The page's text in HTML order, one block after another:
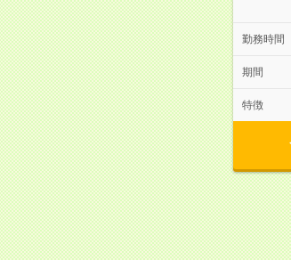
勤務時間
期間
特徴